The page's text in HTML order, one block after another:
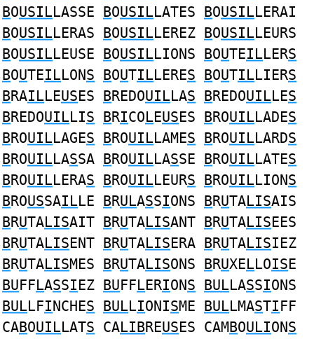
BOUSILLASSE BOUSILLATES BOUSILLERAI
BOUSILLERAS BOUSILLEREZ BOUSILLEURS
BOUSILLEUSE BOUSILLIONS BOUTEILLERS
BOUTEILLONS BOUTILLERES BOUTILLIERS
BRAILLEUSES BREDOUILLAS BREDOUILLES
BREDOUILLIS BRICOLEUSES BROUILLADES
BROUILLAGES BROUILLAMES BROUILLARDS
BROUILLASSA BROUILLASSE BROUILLATES
BROUILLERAS BROUILLEURS BROUILLIONS
BROUSSAILLE BRULASSIONS BRUTALISAIS
BRUTALISAIT BRUTALISANT BRUTALISEES
BRUTALISENT BRUTALISERA BRUTALISIEZ
BRUTALISMES BRUTALISONS BRUXELLOISE
BUFFLASSIEZ BUFFLERIONS BULLASSIONS
BULLFINCHES BULLIONISME BULLMASTIFF
CABOUILLATS CALIBREUSES CAMBOULIONS